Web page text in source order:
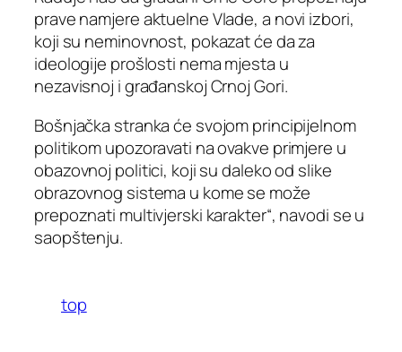
prave namjere aktuelne Vlade, a novi izbori,
koji su neminovnost, pokazat će da za
ideologije prošlosti nema mjesta u
nezavisnoj i građanskoj Crnoj Gori.
Bošnjačka stranka će svojom principijelnom
politikom upozoravati na ovakve primjere u
obazovnoj politici, koji su daleko od slike
obrazovnog sistema u kome se može
prepoznati multivjerski karakter“, navodi se u
saopštenju.
top